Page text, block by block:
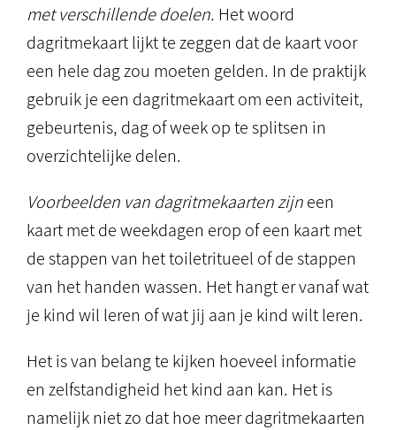
met verschillende doelen. Het woord
dagritmekaart lijkt te zeggen dat de kaart voor
een hele dag zou moeten gelden. In de praktijk
gebruik je een dagritmekaart om een activiteit,
gebeurtenis, dag of week op te splitsen in
overzichtelijke delen.
Voorbeelden van dagritmekaarten zijneen
kaart met de weekdagen erop of een kaart met
de stappen van het toiletritueel of de stappen
van het handen wassen. Het hangt er vanaf wat
je kind wil leren of wat jij aan je kind wilt leren.
Het is van belang te kijken hoeveel informatie
en zelfstandigheid het kind aan kan. Het is
namelijk niet zo dat hoe meer dagritmekaarten